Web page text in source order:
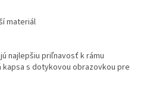
materiál
najlepšiu priľnavosť k rámu
s dotykovou obrazovkou pre